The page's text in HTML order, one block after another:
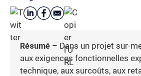
Résumé – Dans un projet sur-
aux exigences fonctionnelles
technique, aux surcoûts, aux